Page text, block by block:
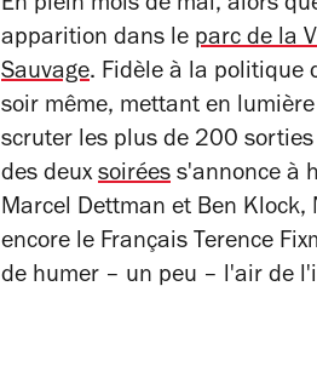
En plein mois de mai, alors
apparition dans le parc de la
Sauvage. Fidèle à la politique
soir même, mettant en
scruter les plus de 200
des deux soirées s'annonce à
Marcel Dettman et Ben Klock,
encore le Français Terence
de humer – un peu – l'air de